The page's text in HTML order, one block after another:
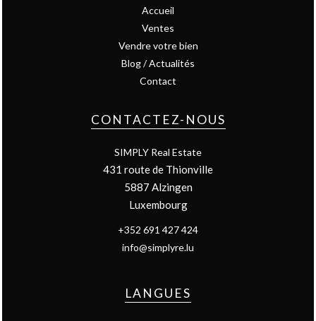
Accueil
Ventes
Vendre votre bien
Blog / Actualités
Contact
CONTACTEZ-NOUS
SIMPLY Real Estate
431 route de Thionville
5887 Alzingen
Luxembourg
+352 691 427 424
info@simplyre.lu
LANGUES